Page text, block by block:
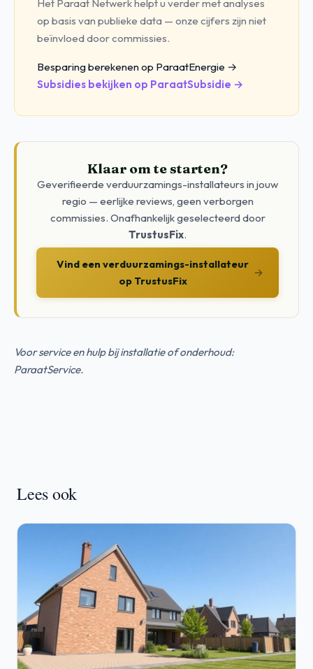
Het Paraat Netwerk helpt u verder met analyses
op basis van publieke data — onze cijfers zijn niet
beïnvloed door commissies.
Besparing berekenen op ParaatEnergie →
Subsidies bekijken op ParaatSubsidie →
Klaar om te starten?
Geverifieerde verduurzamings-installateurs in jouw
regio — eerlijke reviews, geen verborgen
commissies. Onafhankelijk geselecteerd door
TrustusFix.
Vind een verduurzamings-installateur
op TrustusFix
→
Voor service en hulp bij installatie of onderhoud:
ParaatService.
Lees ook